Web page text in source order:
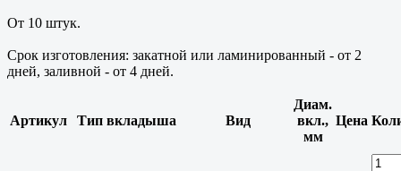
От 10 штук.
Срок изготовления: закатной или ламинированный - от 2
дней, заливной - от 4 дней.
Артикул Тип вкладыша Вид
Диам.
вкл.,
мм
Цена